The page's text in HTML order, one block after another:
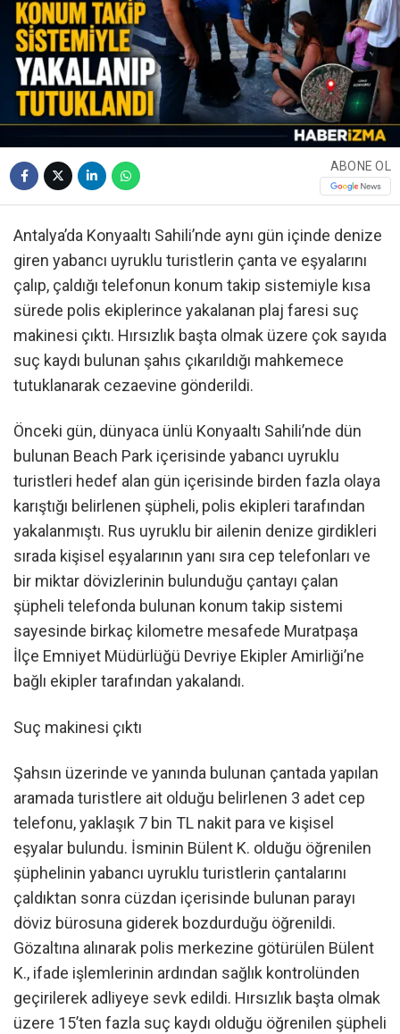
ABONE OL
Antalya’da Konyaaltı Sahili’nde aynı gün içinde denize
giren yabancı uyruklu turistlerin çanta ve eşyalarını
çalıp, çaldığı telefonun konum takip sistemiyle kısa
sürede polis ekiplerince yakalanan plaj faresi suç
makinesi çıktı. Hırsızlık başta olmak üzere çok sayıda
suç kaydı bulunan şahıs çıkarıldığı mahkemece
tutuklanarak cezaevine gönderildi.
Önceki gün, dünyaca ünlü Konyaaltı Sahili’nde dün
bulunan Beach Park içerisinde yabancı uyruklu
turistleri hedef alan gün içerisinde birden fazla olaya
karıştığı belirlenen şüpheli, polis ekipleri tarafından
yakalanmıştı. Rus uyruklu bir ailenin denize girdikleri
sırada kişisel eşyalarının yanı sıra cep telefonları ve
bir miktar dövizlerinin bulunduğu çantayı çalan
şüpheli telefonda bulunan konum takip sistemi
sayesinde birkaç kilometre mesafede Muratpaşa
İlçe Emniyet Müdürlüğü Devriye Ekipler Amirliği’ne
bağlı ekipler tarafından yakalandı.
Suç makinesi çıktı
Şahsın üzerinde ve yanında bulunan çantada yapılan
aramada turistlere ait olduğu belirlenen 3 adet cep
telefonu, yaklaşık 7 bin TL nakit para ve kişisel
eşyalar bulundu. İsminin Bülent K. olduğu öğrenilen
şüphelinin yabancı uyruklu turistlerin çantalarını
çaldıktan sonra cüzdan içerisinde bulunan parayı
döviz bürosuna giderek bozdurduğu öğrenildi.
Gözaltına alınarak polis merkezine götürülen Bülent
K., ifade işlemlerinin ardından sağlık kontrolünden
geçirilerek adliyeye sevk edildi. Hırsızlık başta olmak
üzere 15’ten fazla suç kaydı olduğu öğrenilen şüpheli